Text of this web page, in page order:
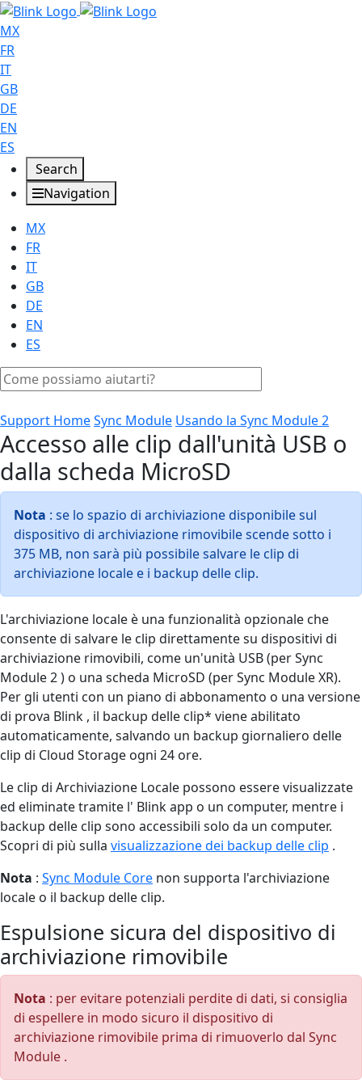
MX
FR
IT
GB
DE
EN
ES
Search
Navigation
MX
FR
IT
GB
DE
EN
ES
Support HomeSync Module Usando la Sync Module 2
Accesso alle clip dall'unità USB o
dalla scheda MicroSD
Nota : se lo spazio di archiviazione disponibile sul
dispositivo di archiviazione rimovibile scende sotto i
375 MB, non sarà più possibile salvare le clip di
archiviazione locale e i backup delle clip.
L'archiviazione locale è una funzionalità opzionale che
consente di salvare le clip direttamente su dispositivi di
archiviazione rimovibili, come un'unità USB (per Sync
Module 2 ) o una scheda MicroSD (per Sync Module XR).
Per gli utenti con un piano di abbonamento o una versione
di prova Blink , il backup delle clip* viene abilitato
automaticamente, salvando un backup giornaliero delle
clip di Cloud Storage ogni 24 ore.
Le clip di Archiviazione Locale possono essere visualizzate
ed eliminate tramite l' Blink app o un computer, mentre i
backup delle clip sono accessibili solo da un computer.
Scopri di più sulla visualizzazione dei backup delle clip .
Nota : Sync Module Core non supporta l'archiviazione
locale o il backup delle clip.
Espulsione sicura del dispositivo di
archiviazione rimovibile
Nota : per evitare potenziali perdite di dati, si consiglia
di espellere in modo sicuro il dispositivo di
archiviazione rimovibile prima di rimuoverlo dal Sync
Module .